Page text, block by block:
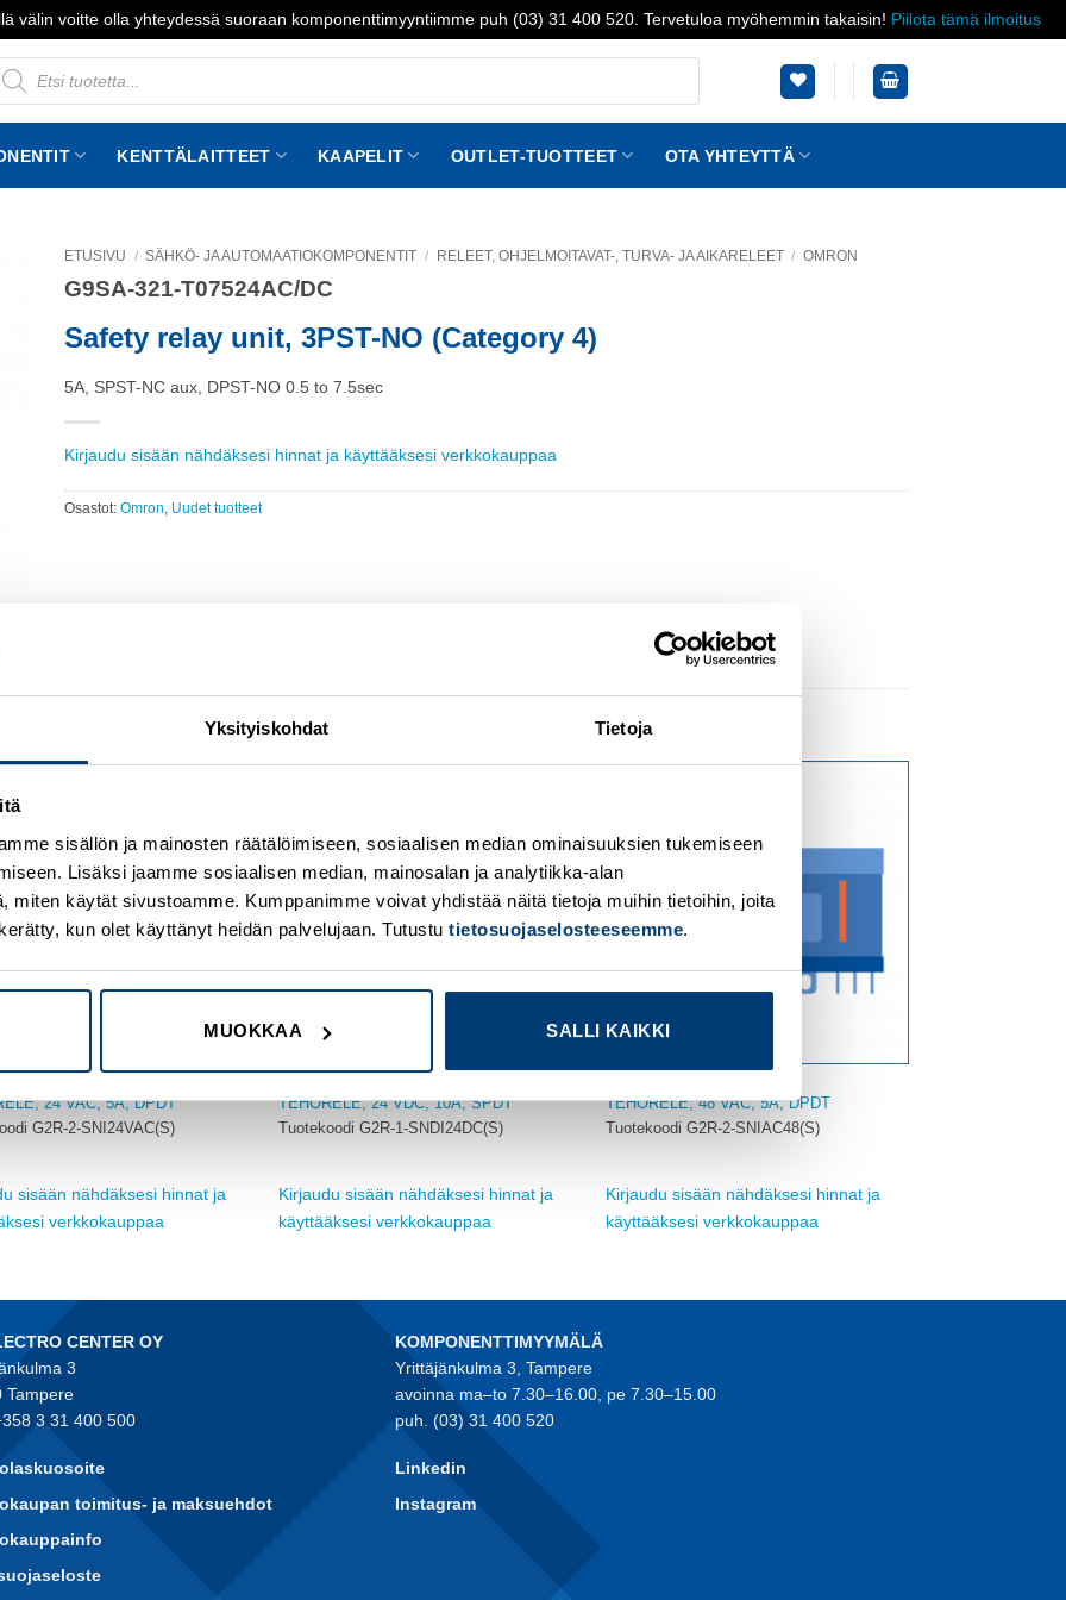
Yksityiskohdat Tietoja
sisällön ja mainosten räätälöimiseen, sosiaalisen median ominaisuuksien tukemiseen
Lisäksi jaamme sosiaalisen median, mainosalan ja analytiikka-alan
miten käytät sivustoamme. Kumppanimme voivat yhdistää näitä tietoja muihin tietoihin, joita
kun olet käyttänyt heidän palvelujaan. Tutustu tietosuojaselosteeseemme.
MUOKKAA SALLI KAIKKI
välin voitte olla yhteydessä suoraan komponenttimyyntiimme puh (03) 31 400 520. Tervetuloa myöhemmin takaisin! Piilota tämä ilmoitus
KENTTÄLAITTEET KAAPELIT OUTLET-TUOTTEET OTA YHTEYTTÄ
ETUSIVU / SÄHKÖ- JA AUTOMAATIOKOMPONENTIT / RELEET, OHJELMOITAVAT-, TURVA- JA AIKARELEET / OMRON
G9SA-321-T07524AC/DC
Safety relay unit, 3PST-NO (Category 4)
5A, SPST-NC aux, DPST-NO 0.5 to 7.5sec
Kirjaudu sisään nähdäksesi hinnat ja käyttääksesi verkkokauppaa
Osastot: Omron Uudet tuotteet
wishlist
24 VAC, 5A, DPDT
G2R-2-SNI24VAC(S)
sisään nähdäksesi hinnat ja
verkkokauppaa
wishlist
TEHORELE, 24 VDC, 10A, SPDT
Tuotekoodi G2R-1-SNDI24DC(S)
Kirjaudu sisään nähdäksesi hinnat ja
käyttääksesi verkkokauppaa
TEHORELE, 48 VAC, 5A, DPDT
Tuotekoodi G2R-2-SNIAC48(S)
Kirjaudu sisään nähdäksesi hinnat ja
käyttääksesi verkkokauppaa
CENTER OY
3
Tampere
3 31 400 500
toimitus- ja maksuehdot
KOMPONENTTIMYYMÄLÄ
Yrittäjänkulma 3, Tampere
avoinna ma–to 7.30–16.00, pe 7.30–15.00
puh. (03) 31 400 520
Linkedin
Instagram